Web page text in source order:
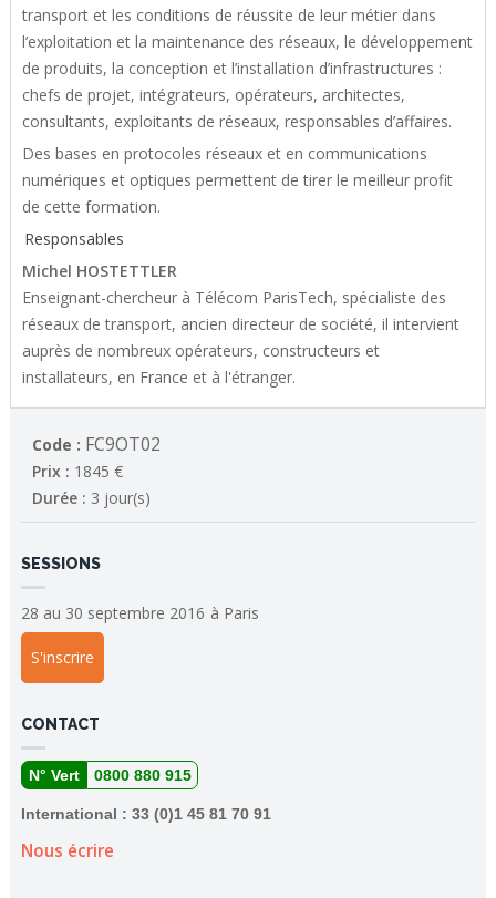
transport et les conditions de réussite de leur métier dans
l’exploitation et la maintenance des réseaux, le développement
de produits, la conception et l’installation d’infrastructures :
chefs de projet, intégrateurs, opérateurs, architectes,
consultants, exploitants de réseaux, responsables d’affaires.
Des bases en protocoles réseaux et en communications
numériques et optiques permettent de tirer le meilleur profit
de cette formation.
Responsables
Michel HOSTETTLER
Enseignant-chercheur à Télécom ParisTech, spécialiste des
réseaux de transport, ancien directeur de société, il intervient
auprès de nombreux opérateurs, constructeurs et
installateurs, en France et à l'étranger.
Code : FC9OT02
Prix : 1845 €
Durée : 3 jour(s)
SESSIONS
28 au 30 septembre 2016 à Paris
S'inscrire
CONTACT
N° Vert 0800 880 915
International : 33 (0)1 45 81 70 91
Nous écrire